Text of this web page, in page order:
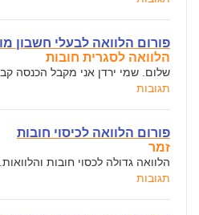
פורום הלוואה לבעלי חשבון
הלוואה לסגרית חובות
שלום. שמי ירדן אני מקבל הכנסה
תגובות
פורום הלוואה לכיסוי חובות
זמר
הלוואה גדולה לכסוי חובות והלוואות...
תגובות